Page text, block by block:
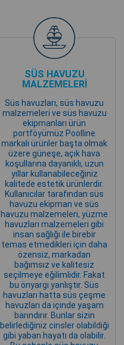
SÜS HAVUZU
MALZEMELERİ
Süs havuzları, süs havuzu
malzemeleri ve süs havuzu
ekipmanları ürün
portföyümüz Poolline
markalı ürünler başta olmak
üzere güneşe, açık hava
koşullarına dayanıklı, uzun
yıllar kullanabileceğiniz
kalitede estetik ürünlerdir.
Kullanıcılar tarafından süs
havuzu ekipman ve süs
havuzu malzemeleri, yüzme
havuzları malzemeleri gibi
insan sağlığı ile birebir
temas etmedikleri için daha
özensiz, markadan
bağımsız ve kalitesiz
seçilmeye eğilimlidir. Fakat
bu önyargı yanlıştır. Süs
havuzları hatta süs çeşme
havuzları da içinde yaşam
barındırır. Bunlar sizin
belirlediğiniz cinsler olabildiği
gibi yaban hayatı da olabilir.